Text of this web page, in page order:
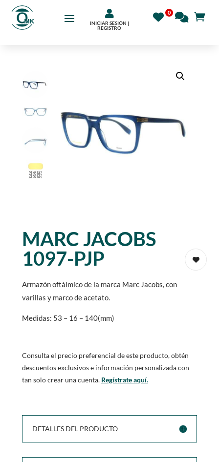

INICIAR SESIÓN |
REGÍSTRO
MARC JACOBS
1097-PJP
Armazón oftálmico de la marca Marc Jacobs, con
varillas y marco de acetato.
Medidas: 53 – 16 – 140(mm)
Consulta el precio preferencial de este producto, obtén
descuentos exclusivos e información personalizada con
tan solo crear una cuenta. Regístrate aquí.
DETALLES DEL PRODUCTO